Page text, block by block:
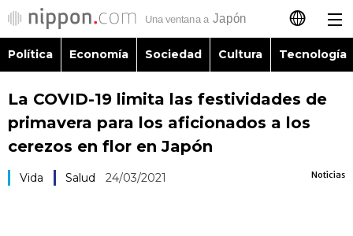
日本語
English
Política
Política Economía Sociedad Cultura Tecnología
La COVID-19 limita las festividades de
primavera para los aficionados a los
cerezos en flor en Japón
Noticias
Vida Salud 24/03/2021